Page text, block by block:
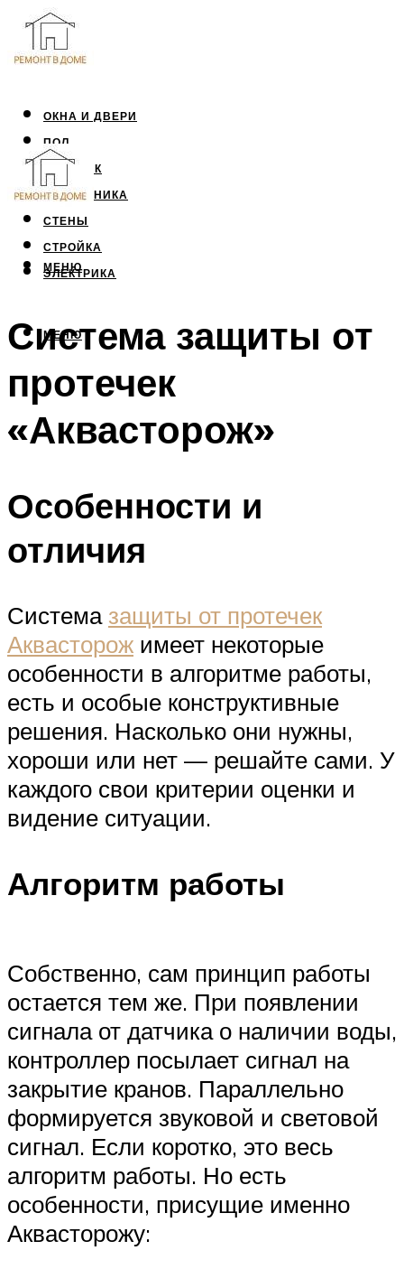
ОКНА И ДВЕРИ
ПОЛ
ПОТОЛОК
САНТЕХНИКА
СТЕНЫ
СТРОЙКА
ЭЛЕКТРИКА
МЕНЮ
МЕНЮ
Система защиты от
протечек
«Аквасторож»
Особенности и
отличия
Система защиты от протечек
Аквасторож имеет некоторые
особенности в алгоритме работы,
есть и особые конструктивные
решения. Насколько они нужны,
хороши или нет — решайте сами. У
каждого свои критерии оценки и
видение ситуации.
Алгоритм работы
Собственно, сам принцип работы
остается тем же. При появлении
сигнала от датчика о наличии воды,
контроллер посылает сигнал на
закрытие кранов. Параллельно
формируется звуковой и световой
сигнал. Если коротко, это весь
алгоритм работы. Но есть
особенности, присущие именно
Аквасторожу: